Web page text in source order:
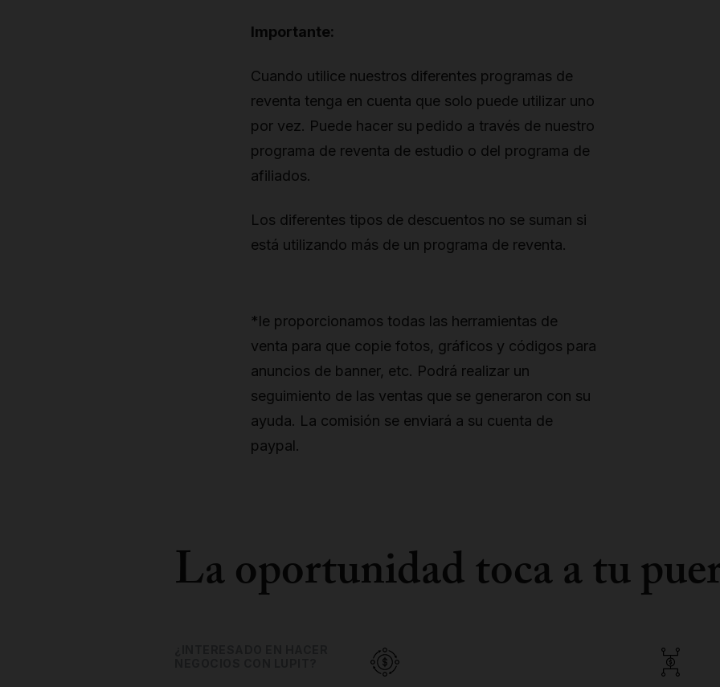
Importante:
Cuando utilice nuestros diferentes programas de
reventa tenga en cuenta que solo puede utilizar uno
por vez. Puede hacer su pedido a través de nuestro
programa de reventa de estudio o del programa de
afiliados.
Los diferentes tipos de descuentos no se suman si
está utilizando más de un programa de reventa.
*le proporcionamos todas las herramientas de
venta para que copie fotos, gráficos y códigos para
anuncios de banner, etc. Podrá realizar un
seguimiento de las ventas que se generaron con su
ayuda. La comisión se enviará a su cuenta de
paypal.
La oportunidad toca a tu